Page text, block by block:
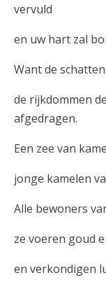
vervuld
en uw hart zal
Want de
de rijkdommen
afgedragen.
Een zee van
jonge kamelen
Alle bewoners
ze voeren goud
en verkondigen